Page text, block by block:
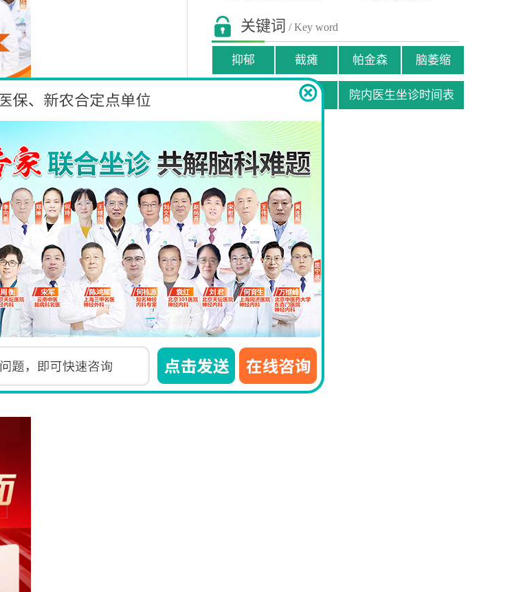
政策，全方位助力患者康复。
滞，智力低下，脑梗后遗症，
躯体化障碍，脑外伤后遗
关键词 / Key word
抑郁 截瘫 帕金森 脑萎缩
贫困患者援助申请 院内医生坐诊时间表